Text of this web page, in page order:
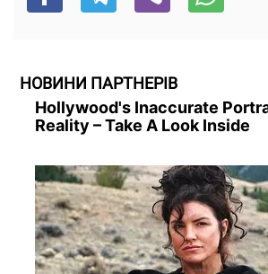
НОВИНИ ПАРТНЕРІВ
Hollywood's Inaccurate
Reality – Take A Look Inside